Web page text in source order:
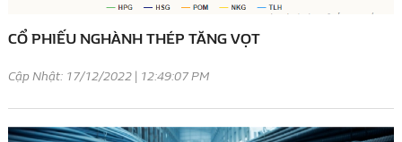
CỔ PHIẾU NGHÀNH THÉP TĂNG VỌT
Cập Nhật: 17/12/2022 | 12:49:07 PM